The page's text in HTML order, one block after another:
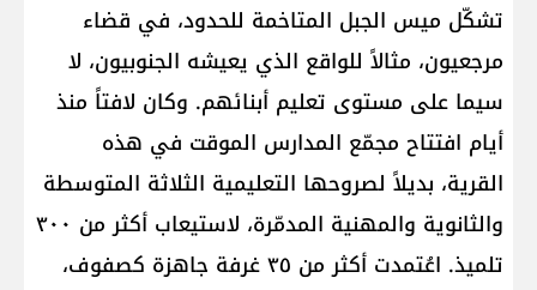
تشكّل ميس الجبل المتاخمة للحدود، في قضاء
مرجعيون، مثالاً للواقع الذي يعيشه الجنوبيون، لا
سيما على مستوى تعليم أبنائهم. وكان لافتاً منذ
أيام افتتاح مجمّع المدارس الموقت في هذه
القرية، بديلاً لصروحها التعليمية الثلاثة المتوسطة
والثانوية والمهنية المدمّرة، لاستيعاب أكثر من ٣٠٠
تلميذ. اعُتمدت أكثر من ٣٥ غرفة جاهزة كصفوف،